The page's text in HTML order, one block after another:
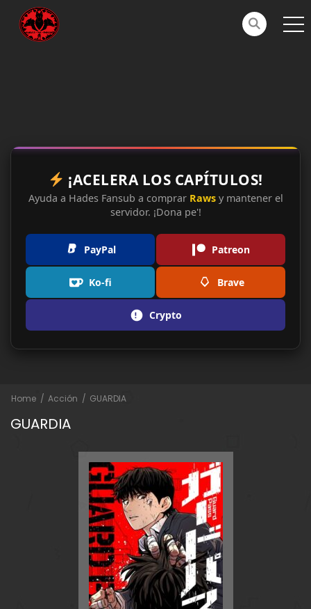
¡ACELERA LOS CAPÍTULOS!
Ayuda a Hades Fansub a comprar Rawsy mantener el
servidor. ¡Dona pe'!
PayPal Patreon
Ko-fi Brave
Crypto
Home Acción GUARDIA
GUARDIA